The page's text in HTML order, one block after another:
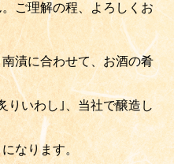
ご理解の程、よろしくお
漬に合わせて、お酒の肴
りいわし｣、当社で醸造し
なります。